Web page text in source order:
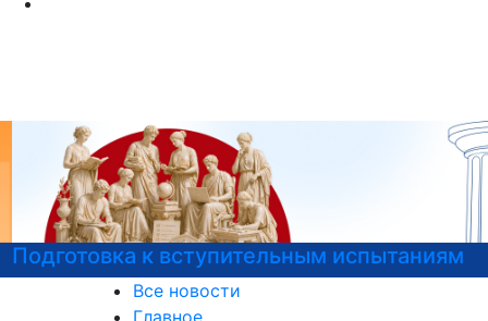
Подготовка к вступительным испытаниям
Все новости
Главное